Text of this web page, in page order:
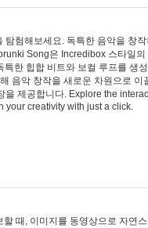
험해보세요. 독특한 음악을 창
Song은 Incredibox 스타일
한 힙합 비트와 보컬 루프를 생
음악 창작을 새로운 차원으로 이
을 제공합니다. Explore the
your creativity with just a click.
때, 이미지를 동영상으로 자연